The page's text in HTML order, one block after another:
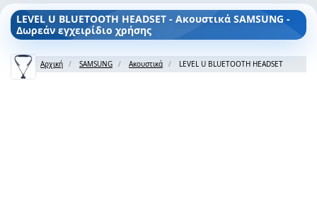
LEVEL U BLUETOOTH HEADSET - Ακουστικά SAMSUNG -
Δωρεάν εγχειρίδιο χρήσης
Αρχική SAMSUNG Ακουστικά LEVEL U BLUETOOTH HEADSET